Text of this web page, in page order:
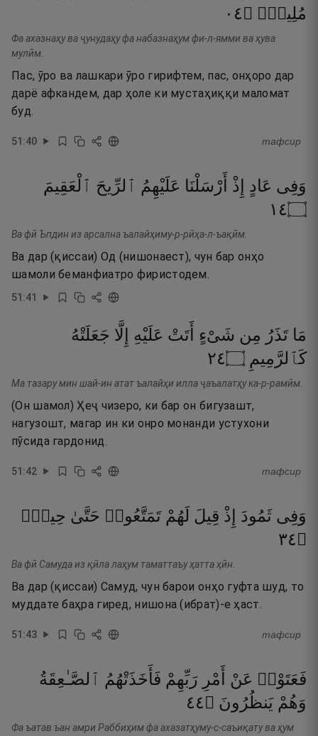
مُلِيمٌۭ ۝٤٠
Фа ахазнаҳу ва ҷунудаҳу фа набазнаҳум фи-л-ямми ва ҳува
мулӣм.
Пас, ӯро ва лашкари ӯро гирифтем, пас, онҳоро дар
дарё афкандем, дар ҳоле ки мустаҳиққи маломат
буд.
51:40 тафсир
وَفِى عَادٍ إِذْ أَرْسَلْنَا عَلَيْهِمُ ٱلرِّيحَ ٱلْعَقِيمَ
۝٤١
Ва фӣ Ъпдин из арсална ъалайҳиму-р-рӣҳа-л-ъақӣм.
Ва дар (қиссаи) Од (нишонаест), чун бар онҳо
шамоли беманфиатро фиристодем.
51:41
مَا تَذَرُ مِن شَىْءٍ أَتَتْ عَلَيْهِ إِلَّا جَعَلَتْهُ
كَٱلرَّمِيمِ ۝٤٢
Ма тазару мин шай-ин атат ъалайҳи илла ҷаъалатҳу ка-р-рамӣм.
(Он шамол) Ҳеҷ чизеро, ки бар он бигузашт,
нагузошт, магар ин ки онро монанди устухони
пӯсида гардонид.
51:42 тафсир
وَفِى ثَمُودَ إِذْ قِيلَ لَهُمْ تَمَتَّعُوا۟ حَتَّىٰ حِينٍۢ
۝٤٣
Ва фӣ Самуда из қӣла лаҳум таматтаъу ҳатта ҳӣн.
Ва дар (қиссаи) Самуд, чун барои онҳо гуфта шуд, то
муддате баҳра гиред, нишона (ибрат)-е ҳаст.
51:43 тафсир
فَعَتَوْا۟ عَنْ أَمْرِ رَبِّهِمْ فَأَخَذَتْهُمُ ٱلصَّـٰعِقَةُ
وَهُمْ يَنظُرُونَ ۝٤٤
Фа ъатав ъан амри Раббиҳим фа ахазатҳуму-с-саъиқату ва ҳум